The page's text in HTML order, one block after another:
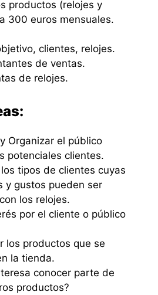
productos (relojes y
300 euros mensuales.
clientes, relojes.
de ventas.
de relojes.
Organizar el público
potenciales clientes.
tipos de clientes cuyas
y gustos pueden ser
los relojes.
por el cliente o público
los productos que se
la tienda.
conocer parte de
productos?